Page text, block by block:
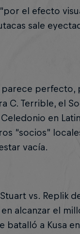
el efecto
sale
parece perfecto,
C. Terrible, el
en
“socios”
vacía.
vs. Replik
alcanzar el
batalló a Kusa